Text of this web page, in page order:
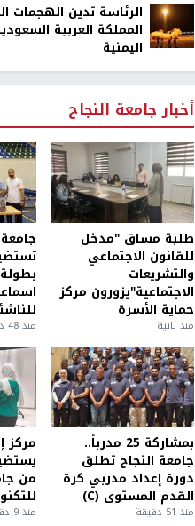
الرئاسة تدين الهجمات
المملكة العربية
اليمنية
أخبار جامعة النجاح
طلبة مساق "مدخل
للقانون الاجتماعي
والتشريعات
الاجتماعية"يزورون مركز
حماية الأسرة
منذ ثانية منذ 48 دقيقة
بمشاركة 25 مدرباً..
جامعة النجاح تطلق
دورة إعداد مدربي كرة
القدم المستوى (C)
منذ 51 دقيقة
مركز
من
منذ 9 دقيقة